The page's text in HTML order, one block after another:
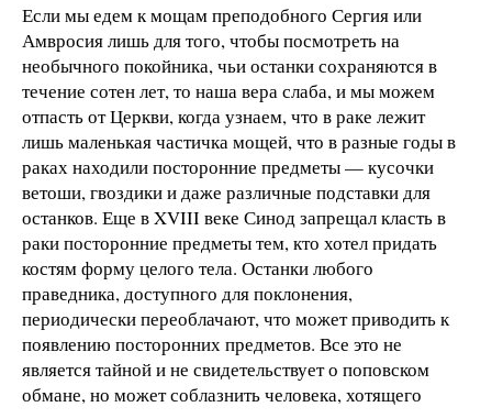
Если мы едем к мощам преподобного Сергия или
Амвросия лишь для того, чтобы посмотреть на
необычного покойника, чьи останки сохраняются в
течение сотен лет, то наша вера слаба, и мы можем
отпасть от Церкви, когда узнаем, что в раке лежит
лишь маленькая частичка мощей, что в разные годы в
раках находили посторонние предметы — кусочки
ветоши, гвоздики и даже различные подставки для
останков. Еще в XVIII веке Синод запрещал класть в
раки посторонние предметы тем, кто хотел придать
костям форму целого тела. Останки любого
праведника, доступного для поклонения,
периодически переоблачают, что может приводить к
появлению посторонних предметов. Все это не
является тайной и не свидетельствует о поповском
обмане, но может соблазнить человека, хотящего